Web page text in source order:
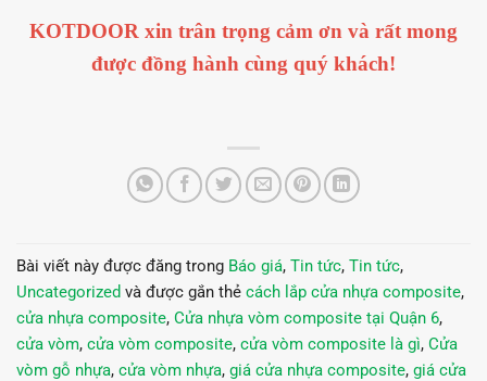
KOTDOOR xin trân trọng cảm ơn và rất mong
được đồng hành cùng quý khách!
Bài viết này được đăng trong Báo giá, Tin tức, Tin tức,
Uncategorized và được gắn thẻ cách lắp cửa nhựa composite,
cửa nhựa composite, Cửa nhựa vòm composite tại Quận 6,
cửa vòm, cửa vòm composite, cửa vòm composite là gì, Cửa
vòm gỗ nhựa, cửa vòm nhựa, giá cửa nhựa composite, giá cửa